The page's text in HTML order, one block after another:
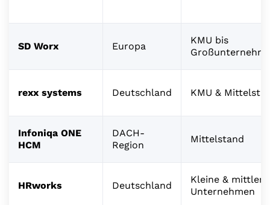
SD Worx Europa
KMU bis
rexx systems Deutschland KMU &
Infoniqa ONE
HCM
DACH-
Region
Mittelstand
HRworks Deutschland
Kleine & mittlere
Unternehmen